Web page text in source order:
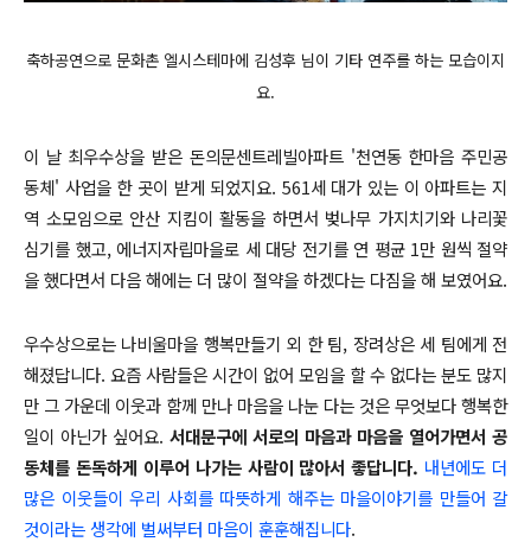
축하공연으로 문화촌 엘시스테마에 김성후 님이 기타 연주를 하는 모습이지
요.
이 날 최우수상을 받은 돈의문센트레빌아파트 '천연동 한마음 주민공
동체' 사업을 한 곳이 받게 되었지요. 561세 대가 있는 이 아파트는 지
역 소모임으로 안산 지킴이 활동을 하면서 벚나무 가지치기와 나리꽃
심기를 했고, 에너지자립마을로 세 대당 전기를 연 평균 1만 원씩 절약
을 했다면서 다음 해에는 더 많이 절약을 하겠다는 다짐을 해 보였어요.
우수상으로는 나비울마을 행복만들기 외 한 팀, 장려상은 세 팀에게 전
해졌답니다. 요즘 사람들은 시간이 없어 모임을 할 수 없다는 분도 많지
만 그 가운데 이웃과 함께 만나 마음을 나눈 다는 것은 무엇보다 행복한
일이 아닌가 싶어요. 서대문구에 서로의 마음과 마음을 열어가면서 공
동체를 돈독하게 이루어 나가는 사람이 많아서 좋답니다. 내년에도 더
많은 이웃들이 우리 사회를 따뜻하게 해주는 마을이야기를 만들어 갈
것이라는 생각에 벌써부터 마음이 훈훈해집니다.